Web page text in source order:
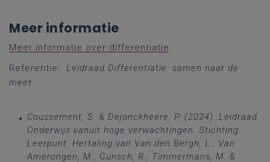
Meer informatie
Meer informatie over differentiatie.
Referentie: Leidraad Differentiatie: samen naar de
meet
Coussement, S. & Dejonckheere, P. (2024). Leidraad
Onderwijs vanuit hoge verwachtingen. Stichting
Leerpunt. Hertaling van Van den Bergh, L., Van
Amerongen, M., Gunsch, R., Timmermans, M. &